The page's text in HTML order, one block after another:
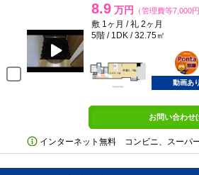
8.9 万円 （管理費等7,000円
敷 1ヶ月 / 礼 2ヶ月
5階 / 1DK / 32.75㎡
ポンタ
部屋
動画あり
お問い合わせ
インターネット無料 コンビニ、スーパ